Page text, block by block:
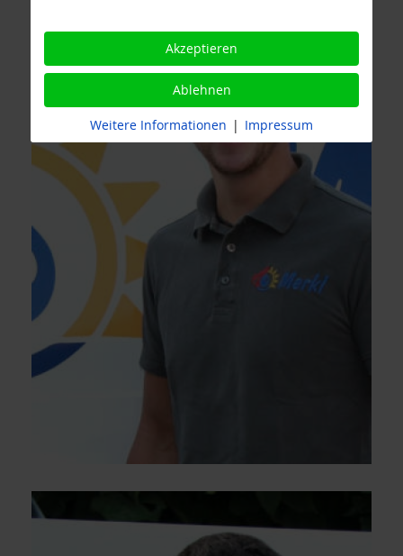
Akzeptieren
Ablehnen
Weitere Informationen | Impressum